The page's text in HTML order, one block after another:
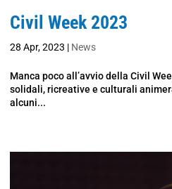
Civil Week 2023
28 Apr, 2023 | News
Manca poco all’avvio della Civil
solidali, ricreative e culturali
alcuni...